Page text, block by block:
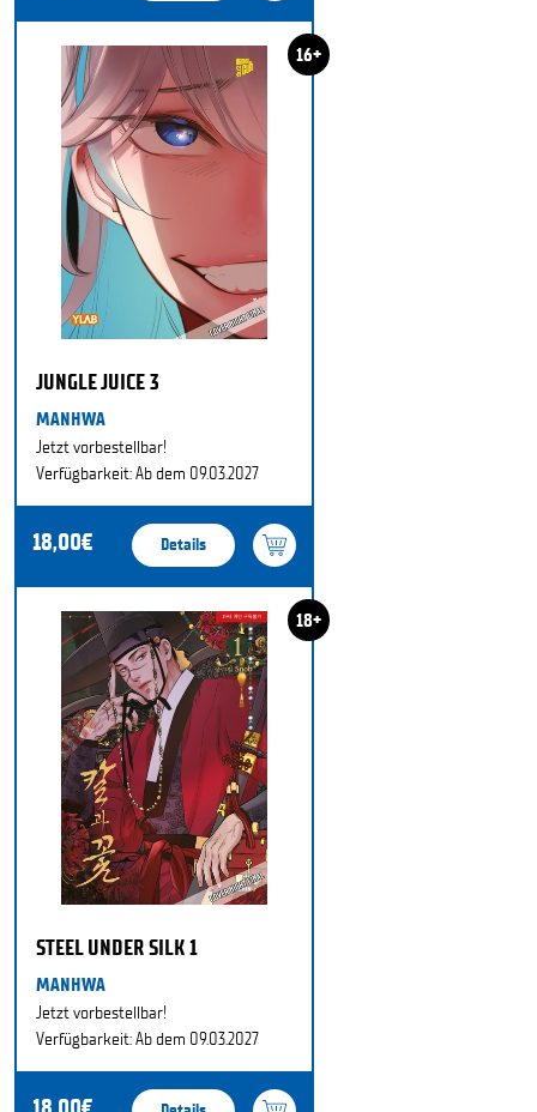
16+
JUNGLE JUICE 3
MANHWA
Jetzt vorbestellbar!
Verfügbarkeit: Ab dem 09.03.2027
18,00€ Details
18+
STEEL UNDER SILK 1
MANHWA
Jetzt vorbestellbar!
Verfügbarkeit: Ab dem 09.03.2027